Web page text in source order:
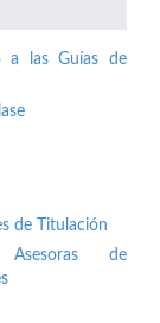
a las Guías de
de Titulación
Asesoras de